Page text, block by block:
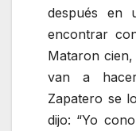
después en
encontrar
Mataron cien,
van a
Zapatero se
dijo:
Yo